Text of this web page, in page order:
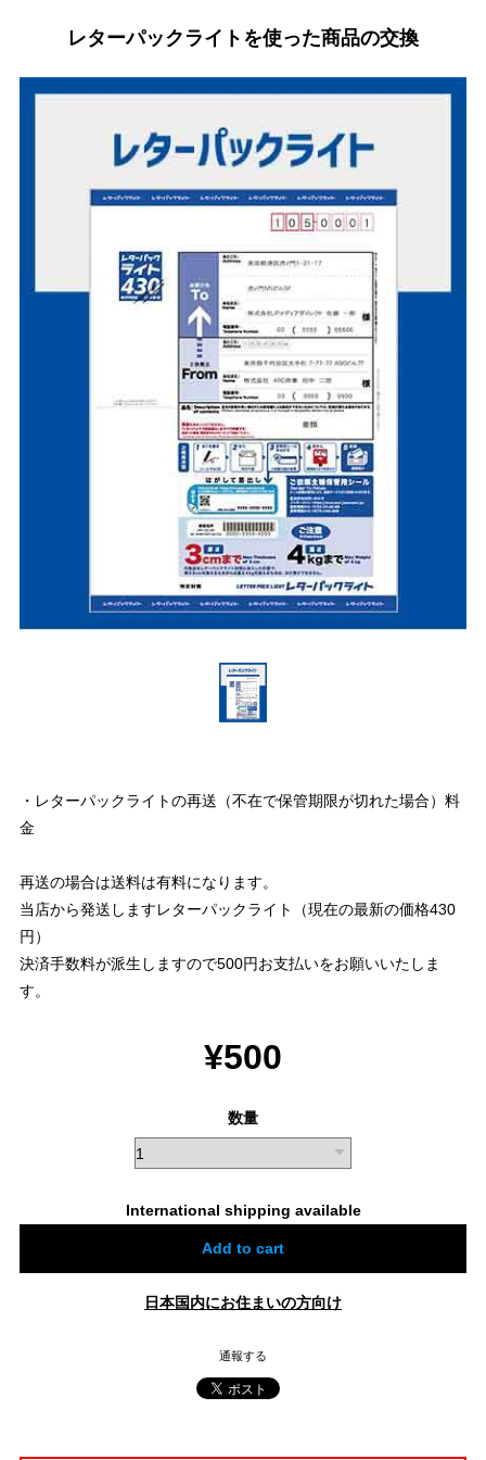
レターパックライトを使った商品の交換
・レターパックライトの再送（不在で保管期限が切れた場合）料
金
再送の場合は送料は有料になります。
当店から発送しますレターパックライト（現在の最新の価格430
円）
決済手数料が派生しますので500円お支払いをお願いいたしま
す。
¥500
数量
International shipping available
Add to cart
日本国内にお住まいの方向け
通報する